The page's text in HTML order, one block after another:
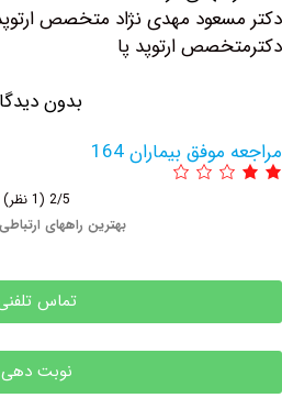
مهدی نژاد متخصص ارتوپدی
ارتوپد پا
بدون دیدگاه
بیماران 164
بهترین راههای ارتباطی این دکتر
تماس تلفنی
نوبت دهی